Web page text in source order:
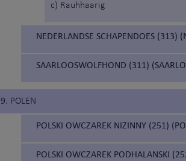
c) Rauhhaarig
NEDERLANDSE SCHAPENDOES (313)
SAARLOOSWOLFHOND (311)
9. POLEN
POLSKI OWCZAREK NIZINNY (251)
POLSKI OWCZAREK PODHALANSKI